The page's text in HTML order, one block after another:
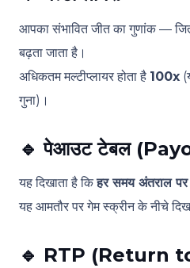
आपका संभावित जीत का गुणांक —
बढ़ता जाता है।
अधिकतम मल्टीप्लायर होता है 100x
गुना)।
🔹पेआउट टेबल
यह दिखाता है किहर समय अंतराल पर
यह आमतौर पर गेम स्क्रीन के नीचे
🔹 RTP (Return